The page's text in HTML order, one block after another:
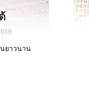
ยาวนาน